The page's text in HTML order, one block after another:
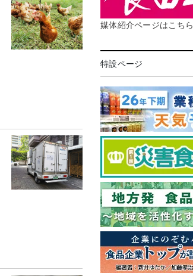
媒体紹介ページはこちら
特設ページ